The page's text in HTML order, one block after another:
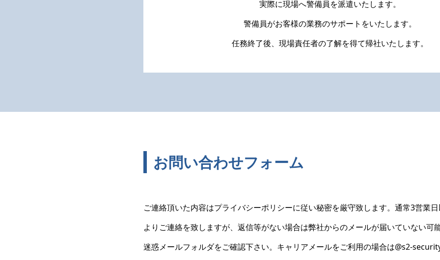
実際に現場へ警備員を派遣いたします。
警備員がお客様の業務のサポートをいたします。
任務終了後、現場責任者の了解を得て帰社いたします。
お問い合わせフォーム
ご連絡頂いた内容はプライバシーポリシーに従い秘密を厳守致します。通常3営業
よりご連絡を致しますが、返信等がない場合は弊社からのメールが届いていない可
迷惑メールフォルダをご確認下さい。キャリアメールをご利用の場合は@s2-